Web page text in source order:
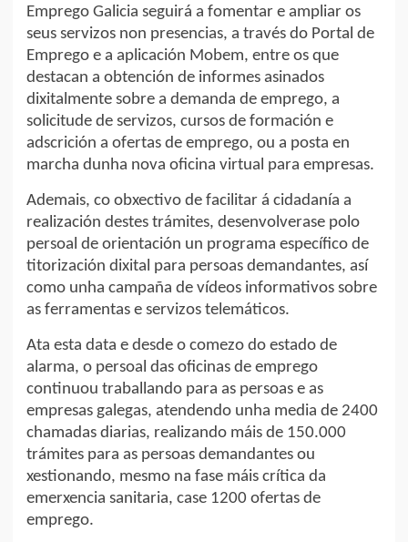
Emprego Galicia seguirá a fomentar e ampliar os
seus servizos non presencias, a través do Portal de
Emprego e a aplicación Mobem, entre os que
destacan a obtención de informes asinados
dixitalmente sobre a demanda de emprego, a
solicitude de servizos, cursos de formación e
adscrición a ofertas de emprego, ou a posta en
marcha dunha nova oficina virtual para empresas.
Ademais, co obxectivo de facilitar á cidadanía a
realización destes trámites, desenvolverase polo
persoal de orientación un programa específico de
titorización dixital para persoas demandantes, así
como unha campaña de vídeos informativos sobre
as ferramentas e servizos telemáticos.
Ata esta data e desde o comezo do estado de
alarma, o persoal das oficinas de emprego
continuou traballando para as persoas e as
empresas galegas, atendendo unha media de 2400
chamadas diarias, realizando máis de 150.000
trámites para as persoas demandantes ou
xestionando, mesmo na fase máis crítica da
emerxencia sanitaria, case 1200 ofertas de
emprego.